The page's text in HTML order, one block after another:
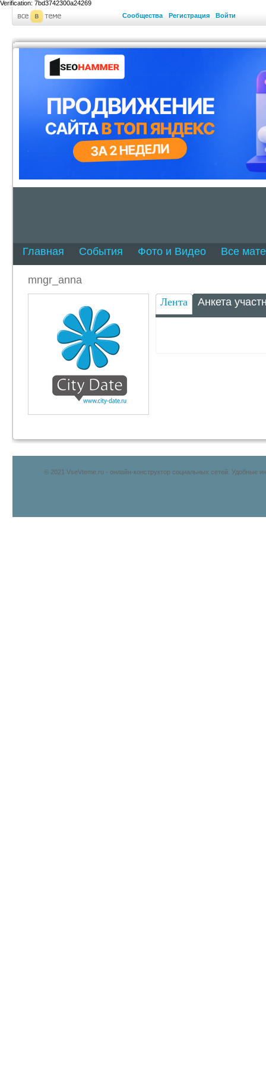
Verification: 7bd3742300a24269
Сообщества
Регистрация Войти
Главная События Фото и Видео Все
mngr_anna
Лента
Анкета
© 2021 VseVteme.ru - онлайн-конструктор социальных сетей. Удобные